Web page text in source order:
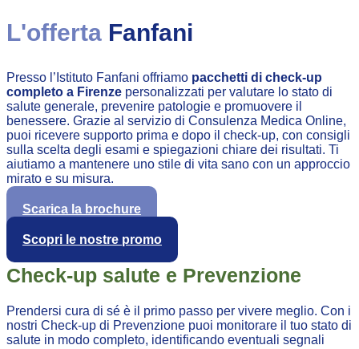
L'offerta Fanfani
Presso l’Istituto Fanfani offriamo pacchetti di check-up
completo a Firenze personalizzati per valutare lo stato di
salute generale, prevenire patologie e promuovere il
benessere. Grazie al servizio di Consulenza Medica Online,
puoi ricevere supporto prima e dopo il check-up, con consigli
sulla scelta degli esami e spiegazioni chiare dei risultati. Ti
aiutiamo a mantenere uno stile di vita sano con un approccio
mirato e su misura.
Scarica la brochure
Scopri le nostre promo
Check-up salute e Prevenzione
Prendersi cura di sé è il primo passo per vivere meglio. Con i
nostri Check-up di Prevenzione puoi monitorare il tuo stato di
salute in modo completo, identificando eventuali segnali